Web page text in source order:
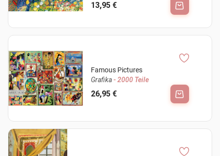
13,95 €
Famous Pictures
Grafika- 2000 Teile
26,95 €